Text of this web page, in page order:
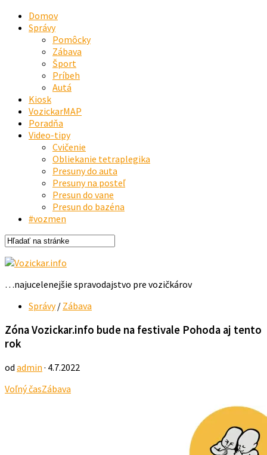
Domov
Správy
Pomôcky
Zábava
Šport
Príbeh
Autá
Kiosk
VozickarMAP
Poradňa
Video-tipy
Cvičenie
Obliekanie tetraplegika
Presuny do auta
Presuny na posteľ
Presun do vane
Presun do bazéna
#vozmen
…najucelenejšie spravodajstvo pre vozičkárov
Správy / Zábava
Zóna Vozickar.info bude na festivale Pohoda aj tento
rok
od admin · 4.7.2022
Voľný časZábava